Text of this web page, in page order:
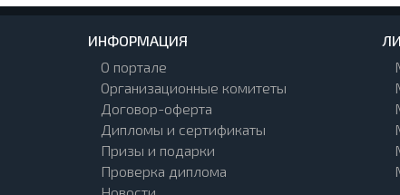
ИНФОРМАЦИЯ
О портале
Организационные комитеты
Договор-оферта
Дипломы и сертификаты
Призы и подарки
Проверка диплома